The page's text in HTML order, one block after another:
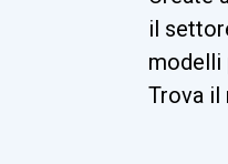
il
modelli
Trova il